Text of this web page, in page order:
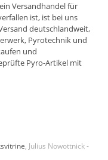
Versandhandelfür
ist, ist bei uns
deutschlandweit,
, Pyrotechnik und
und
Pyro-Artikel mit
, Julius Nowottnick -